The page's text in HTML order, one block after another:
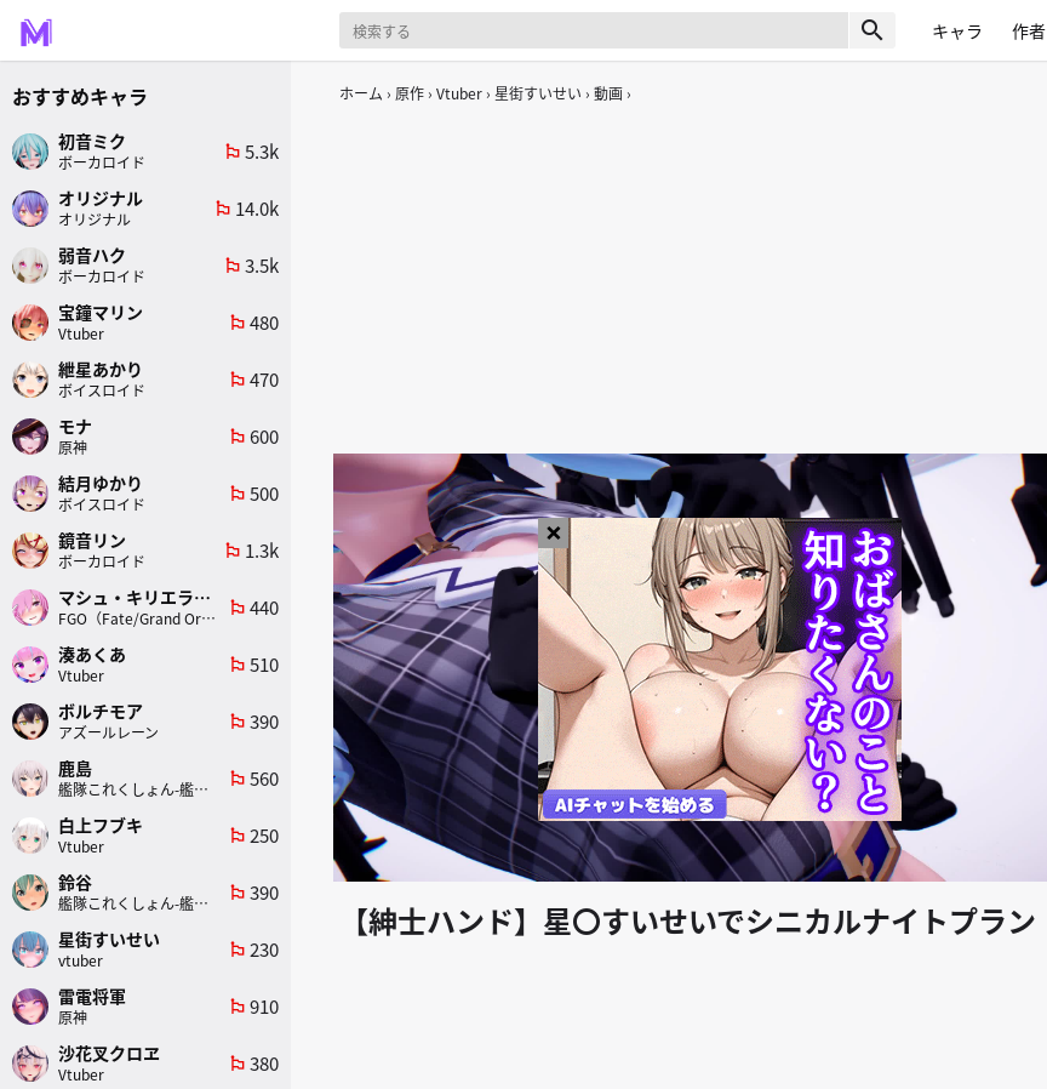
search キャラ 作者
ホーム 原作 Vtuber 星街すいせい 動画
play_arrow
×
【紳士ハンド】星〇すいせいでシニカルナイトプラン
おすすめキャラ
初音ミク
ボーカロイド
emoji_flags 5.3k
オリジナル
オリジナル
emoji_flags 14.0k
弱音ハク
ボーカロイド
emoji_flags 3.5k
宝鐘マリン
Vtuber
emoji_flags 480
紲星あかり
ボイスロイド
emoji_flags 470
モナ
原神
emoji_flags 600
結月ゆかり
ボイスロイド
emoji_flags 500
鏡音リン
ボーカロイド
emoji_flags 1.3k
マシュ・キリエライト
FGO（Fate/Grand Order）
emoji_flags 440
湊あくあ
Vtuber
emoji_flags 510
ボルチモア
アズールレーン
emoji_flags 390
鹿島
艦隊これくしょん-艦これ-
emoji_flags 560
白上フブキ
Vtuber
emoji_flags 250
鈴谷
艦隊これくしょん-艦これ-
emoji_flags 390
星街すいせい
vtuber
emoji_flags 230
雷電将軍
原神
emoji_flags 910
沙花叉クロヱ
Vtuber
emoji_flags 380